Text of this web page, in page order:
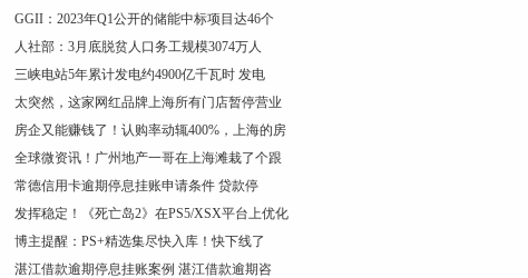
GGII：2023年Q1公开的储能中标项目达46个
人社部：3月底脱贫人口务工规模3074万人
三峡电站5年累计发电约4900亿千瓦时 发电
太突然，这家网红品牌上海所有门店暂停营业
房企又能赚钱了！认购率动辄400%，上海的房
全球微资讯！广州地产一哥在上海滩栽了个跟
常德信用卡逾期停息挂账申请条件 贷款停
发挥稳定！《死亡岛2》在PS5/XSX平台上优化
博主提醒：PS+精选集尽快入库！快下线了
湛江借款逾期停息挂账案例 湛江借款逾期咨